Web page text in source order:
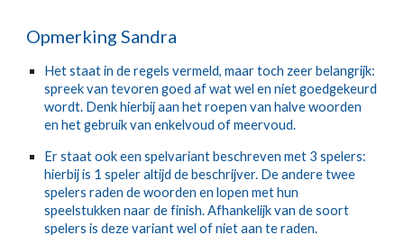
Opmerking Sandra
Het staat in de regels vermeld, maar toch zeer belangrijk:
spreek van tevoren goed af wat wel en niet goedgekeurd
wordt. Denk hierbij aan het roepen van halve woorden
en het gebruik van enkelvoud of meervoud.
Er staat ook een spelvariant beschreven met 3 spelers:
hierbij is 1 speler altijd de beschrijver. De andere twee
spelers raden de woorden en lopen met hun
speelstukken naar de finish. Afhankelijk van de soort
spelers is deze variant wel of niet aan te raden.